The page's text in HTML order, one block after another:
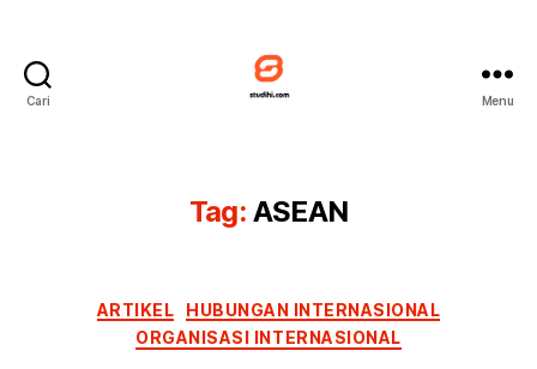
Cari Menu
Tag: ASEAN
Kategori
ARTIKEL
HUBUNGAN INTERNASIONAL
ORGANISASI INTERNASIONAL